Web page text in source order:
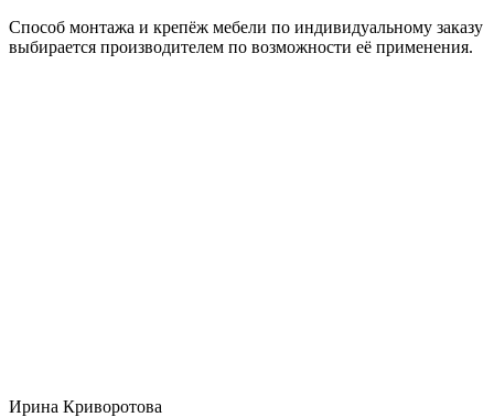
Способ монтажа и крепёж мебели по индивидуальному заказу
выбирается производителем по возможности её применения.
Ирина Криворотова